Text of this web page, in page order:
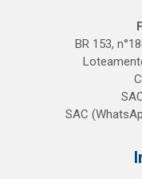
BR 153,
SAC